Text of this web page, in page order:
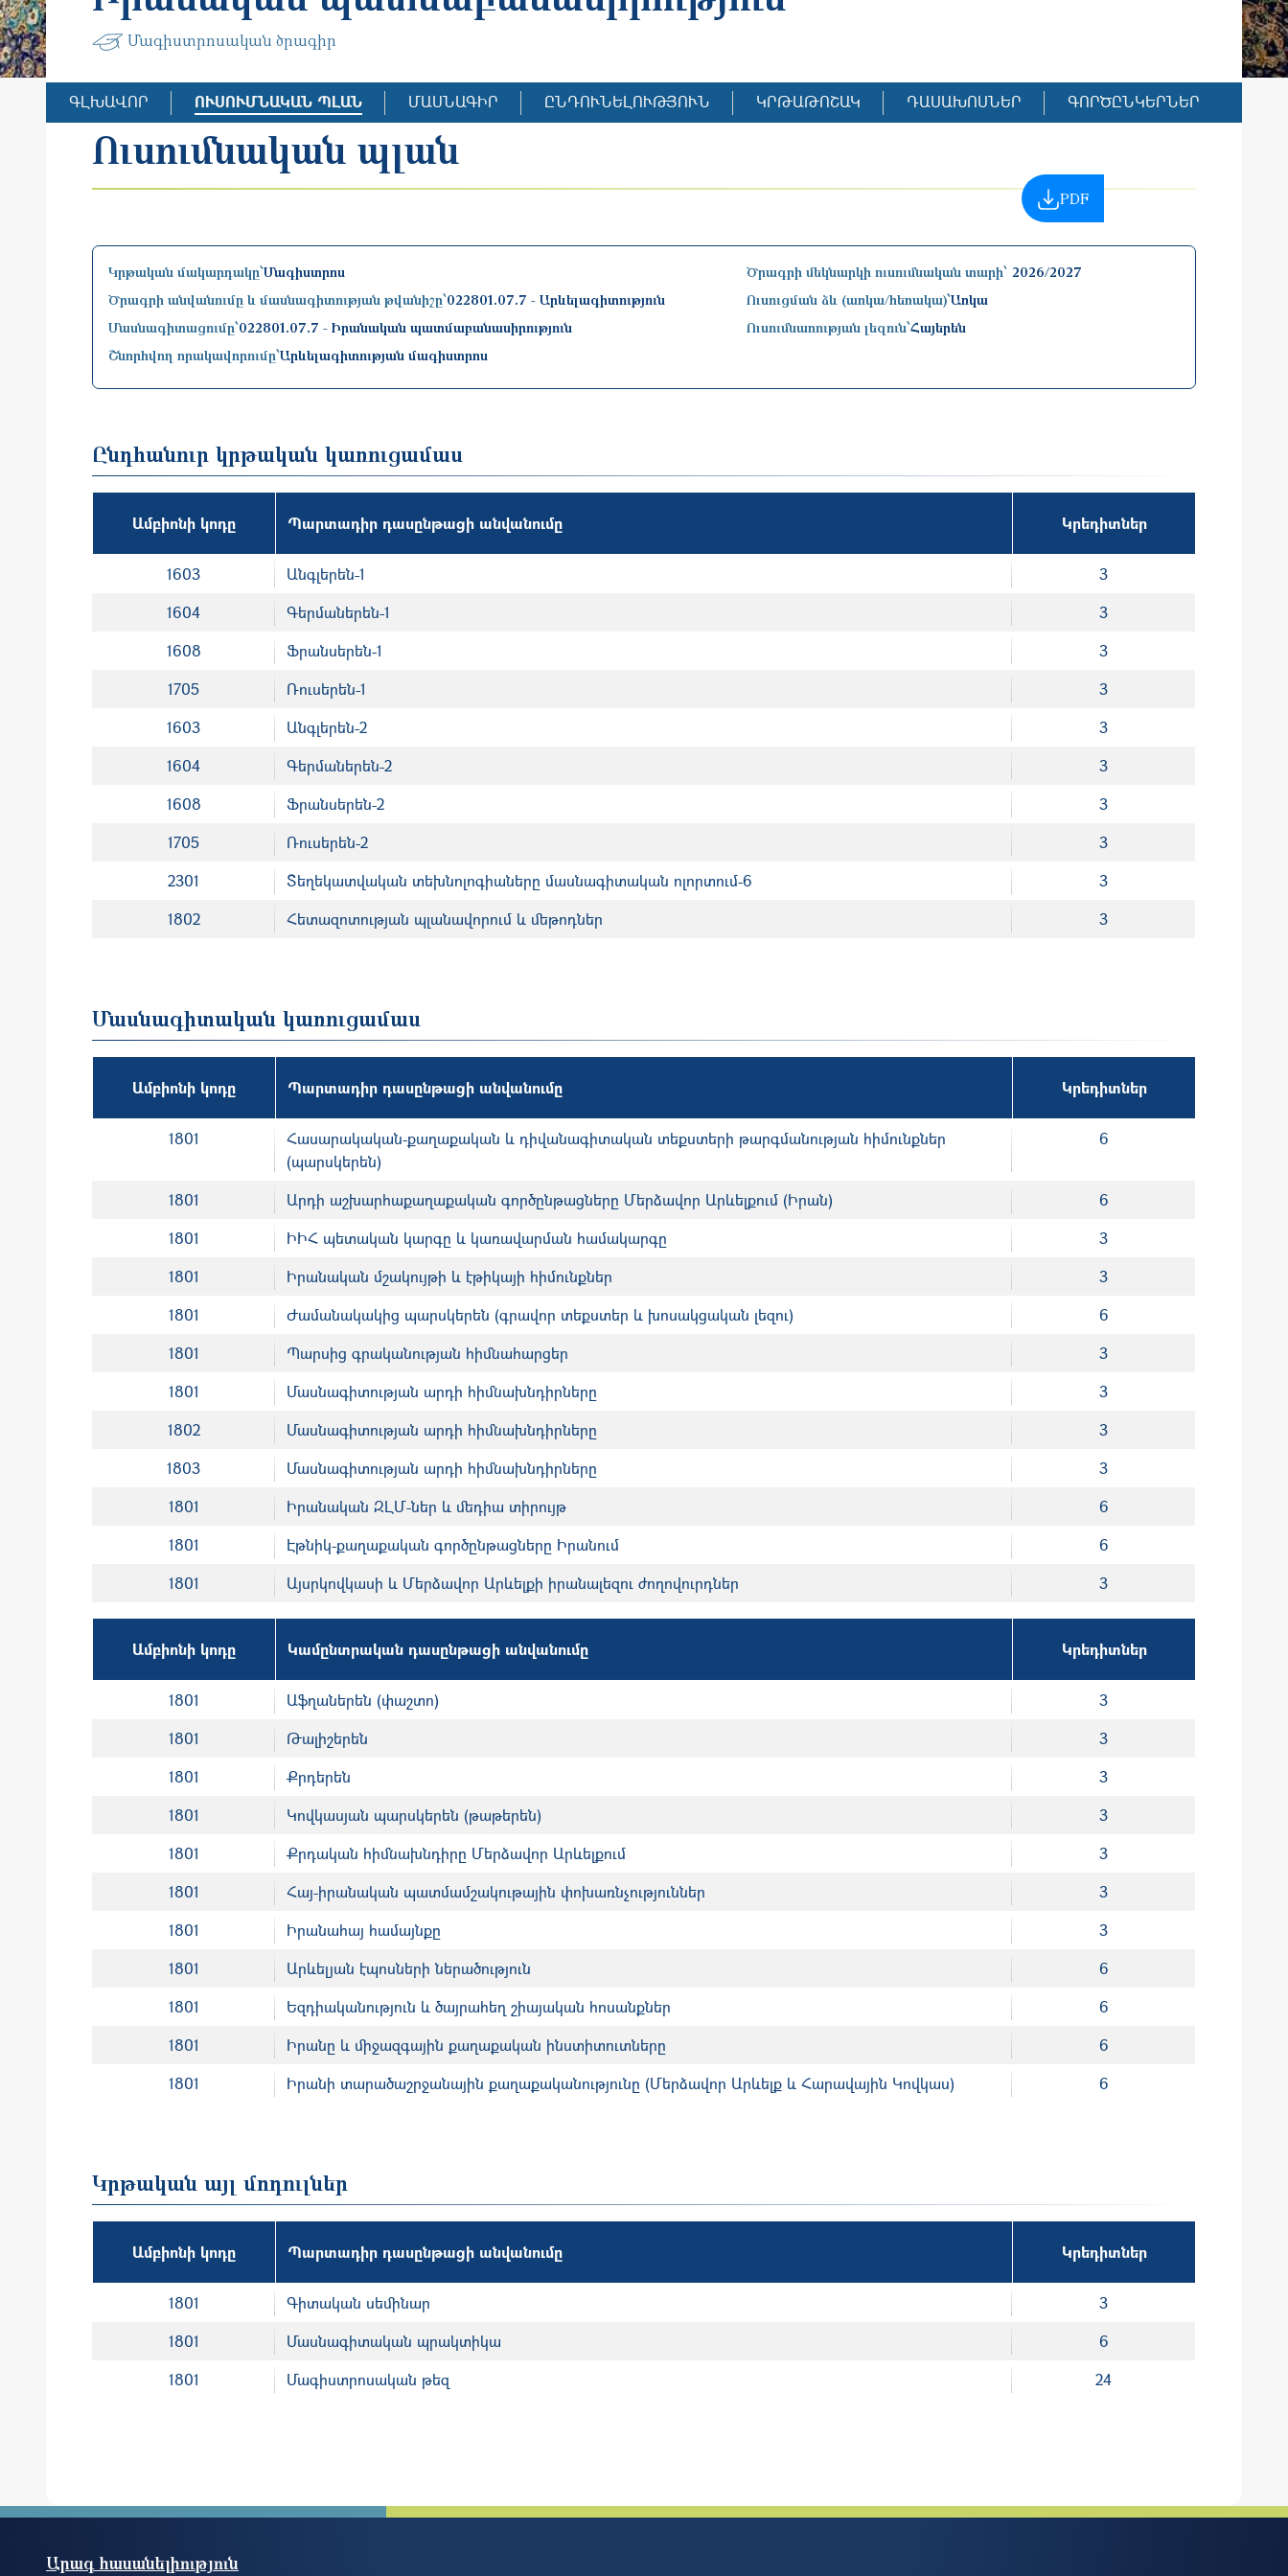
Մագիստրոսական ծրագիր
ԳԼԽԱՎՈՐ ՈՒՍՈՒՄՆԱԿԱՆ ՊԼԱՆ ՄԱՍՆԱԳԻՐ ԸՆԴՈՒՆԵԼՈՒԹՅՈՒՆ ԿՐԹԱԹՈՇԱԿ ԴԱՍԱԽՈՍՆԵՐ ԳՈՐԾԸՆԿԵՐՆԵՐ
Ուսումնական պլան
PDF
Կրթական մակարդակը՝Մագիստրոս
Ծրագրի անվանումը և մասնագիտության թվանիշը՝022801.07.7 - Արևելագիտություն
Մասնագիտացումը՝022801.07.7 - Իրանական պատմաբանասիրություն
Շնորհվող որակավորումը՝Արևելագիտության մագիստրոս
Ծրագրի մեկնարկի ուսումնական տարի՝ 2026/2027
Ուսուցման ձև (առկա/հեռակա)՝Առկա
Ուսումնառության լեզուն՝Հայերեն
Ընդհանուր կրթական կառուցամաս
Ամբիոնի կոդը Պարտադիր դասընթացի անվանումը Կրեդիտներ
1603 Անգլերեն-1
3
1604
Գերմաներեն-1
3
1608
Ֆրանսերեն-1
3
1705
Ռուսերեն-1
3
1603
Անգլերեն-2
3
1604
Գերմաներեն-2
3
1608
Ֆրանսերեն-2
3
1705
Ռուսերեն-2
3
2301
Տեղեկատվական տեխնոլոգիաները մասնագիտական ոլորտում-6
3
1802
Հետազոտության պլանավորում և մեթոդներ 3
Մասնագիտական կառուցամաս
Ամբիոնի կոդը Պարտադիր դասընթացի անվանումը Կրեդիտներ
1801
Հասարակական-քաղաքական և դիվանագիտական տեքստերի թարգմանության հիմունքներ
(պարսկերեն)
6
1801 Արդի աշխարհաքաղաքական գործընթացները Մերձավոր Արևելքում (Իրան)
6
1801
ԻԻՀ պետական կարգը և կառավարման համակարգը
3
1801
Իրանական մշակույթի և էթիկայի հիմունքներ
3
1801
Ժամանակակից պարսկերեն (գրավոր տեքստեր և խոսակցական լեզու)
6
1801
Պարսից գրականության հիմնահարցեր
3
1801
Մասնագիտության արդի հիմնախնդիրները
3
1802
Մասնագիտության արդի հիմնախնդիրները
3
1803
Մասնագիտության արդի հիմնախնդիրները
3
1801
Իրանական ԶԼՄ-ներ և մեդիա տիրույթ
6
1801
Էթնիկ-քաղաքական գործընթացները Իրանում
6
1801
Այսրկովկասի և Մերձավոր Արևելքի իրանալեզու ժողովուրդներ 3
Ամբիոնի կոդը Կամընտրական դասընթացի անվանումը Կրեդիտներ
1801 Աֆղաներեն (փաշտո)
3
1801
Թալիշերեն
3
1801
Քրդերեն
3
1801
Կովկասյան պարսկերեն (թաթերեն)
3
1801
Քրդական հիմնախնդիրը Մերձավոր Արևելքում
3
1801
Հայ-իրանական պատմամշակութային փոխառնչություններ
3
1801
Իրանահայ համայնքը
3
1801
Արևելյան էպոսների ներածություն
6
1801
Եզդիականություն և ծայրահեղ շիայական հոսանքներ
6
1801
Իրանը և միջազգային քաղաքական ինստիտուտները
6
1801
Իրանի տարածաշրջանային քաղաքականությունը (Մերձավոր Արևելք և Հարավային Կովկաս) 6
Կրթական այլ մոդուլներ
Ամբիոնի կոդը Պարտադիր դասընթացի անվանումը Կրեդիտներ
1801 Գիտական սեմինար
3
1801
Մասնագիտական պրակտիկա
6
1801
Մագիստրոսական թեզ 24
Արագ հասանելիություն